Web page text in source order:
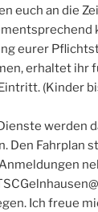
euch an die
eurer
erhaltet ihr
(Kinder
werden
Den Fahrplan
Ich freue